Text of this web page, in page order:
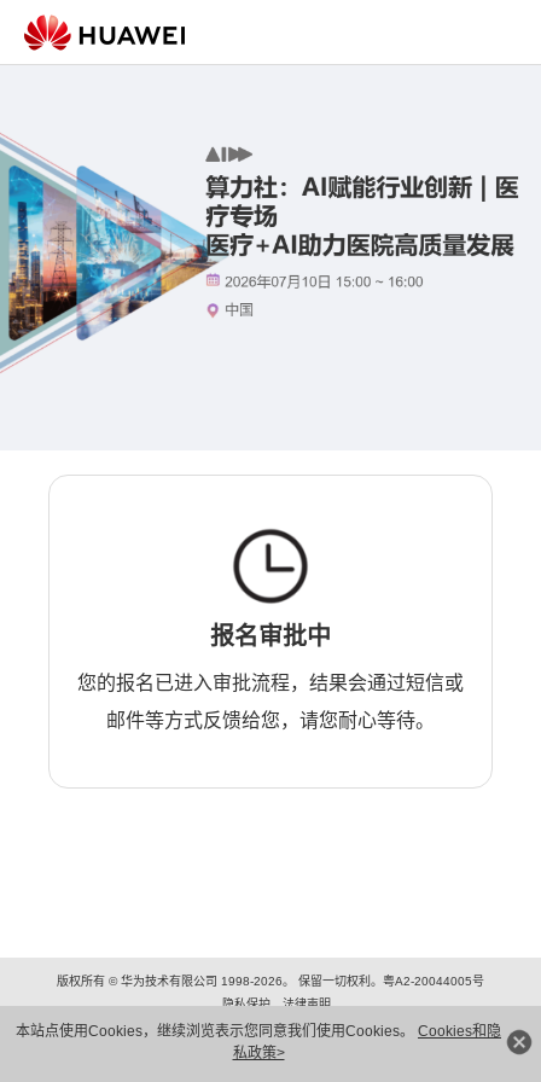
本站点使用Cookies，继续浏览表示您同意我们使用Cookies。 Cookies和隐
私政策>
报名审批中
您的报名已进入审批流程，结果会通过短信或
邮件等方式反馈给您，请您耐心等待。
版权所有 © 华为技术有限公司 1998-2026。 保留一切权利。粤A2-20044005号
隐私保护
法律声明